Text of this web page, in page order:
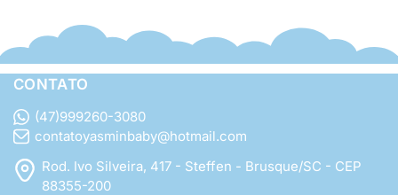
CONTATO
(47)999260-3080
contatoyasminbaby@hotmail.com
Rod. Ivo Silveira, 417 - Steffen - Brusque/SC - CEP
88355-200